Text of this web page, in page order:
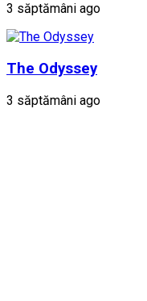
3 săptămâni ago
The Odyssey
3 săptămâni ago